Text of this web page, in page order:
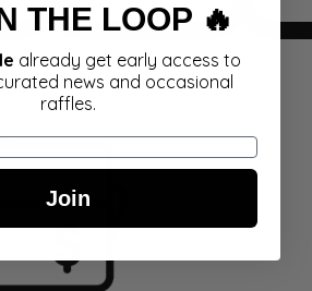
THE LOOP 🔥
already get early access to
news and occasional
raffles.
Join